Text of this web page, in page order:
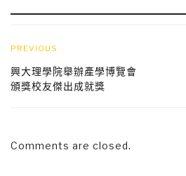
PREVIOUS
興大理學院舉辦產學博覽會
頒獎校友傑出成就獎
Comments are closed.